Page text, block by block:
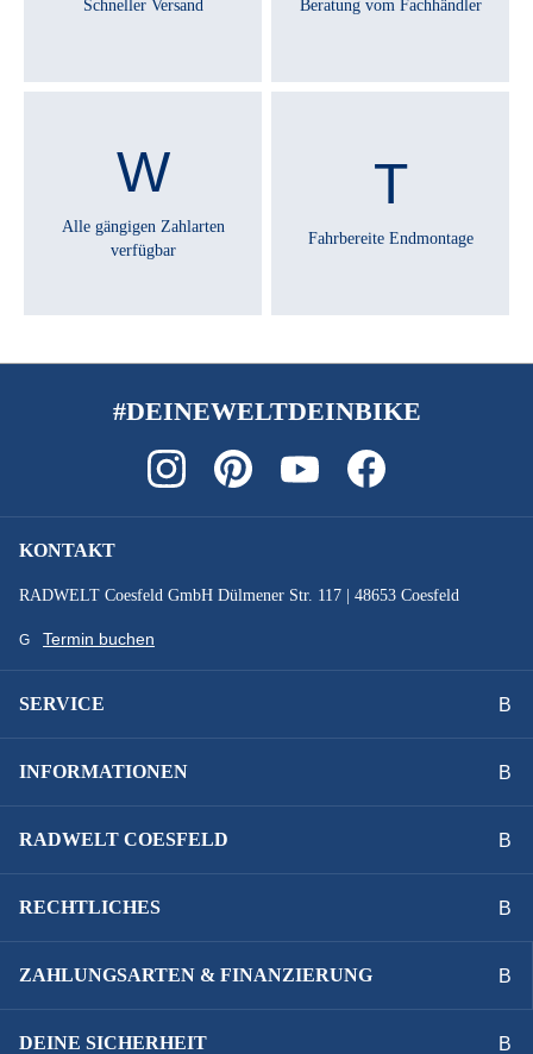
Schneller Versand Beratung vom Fachhändler
Alle gängigen Zahlarten
verfügbar
Fahrbereite Endmontage
#DEINEWELTDEINBIKE
KONTAKT
RADWELT Coesfeld GmbH Dülmener Str. 117 | 48653 Coesfeld
Termin buchen
SERVICE
INFORMATIONEN
RADWELT COESFELD
RECHTLICHES
ZAHLUNGSARTEN & FINANZIERUNG
DEINE SICHERHEIT